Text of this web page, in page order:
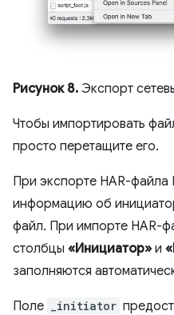
Рисунок 8. Экспорт
Чтобы импортировать
просто перетащите его.
При экспорте HAR-файла
информацию об
файл. При импорте HAR-
столбцы «Инициатор» и
заполняются
Поле _initiator